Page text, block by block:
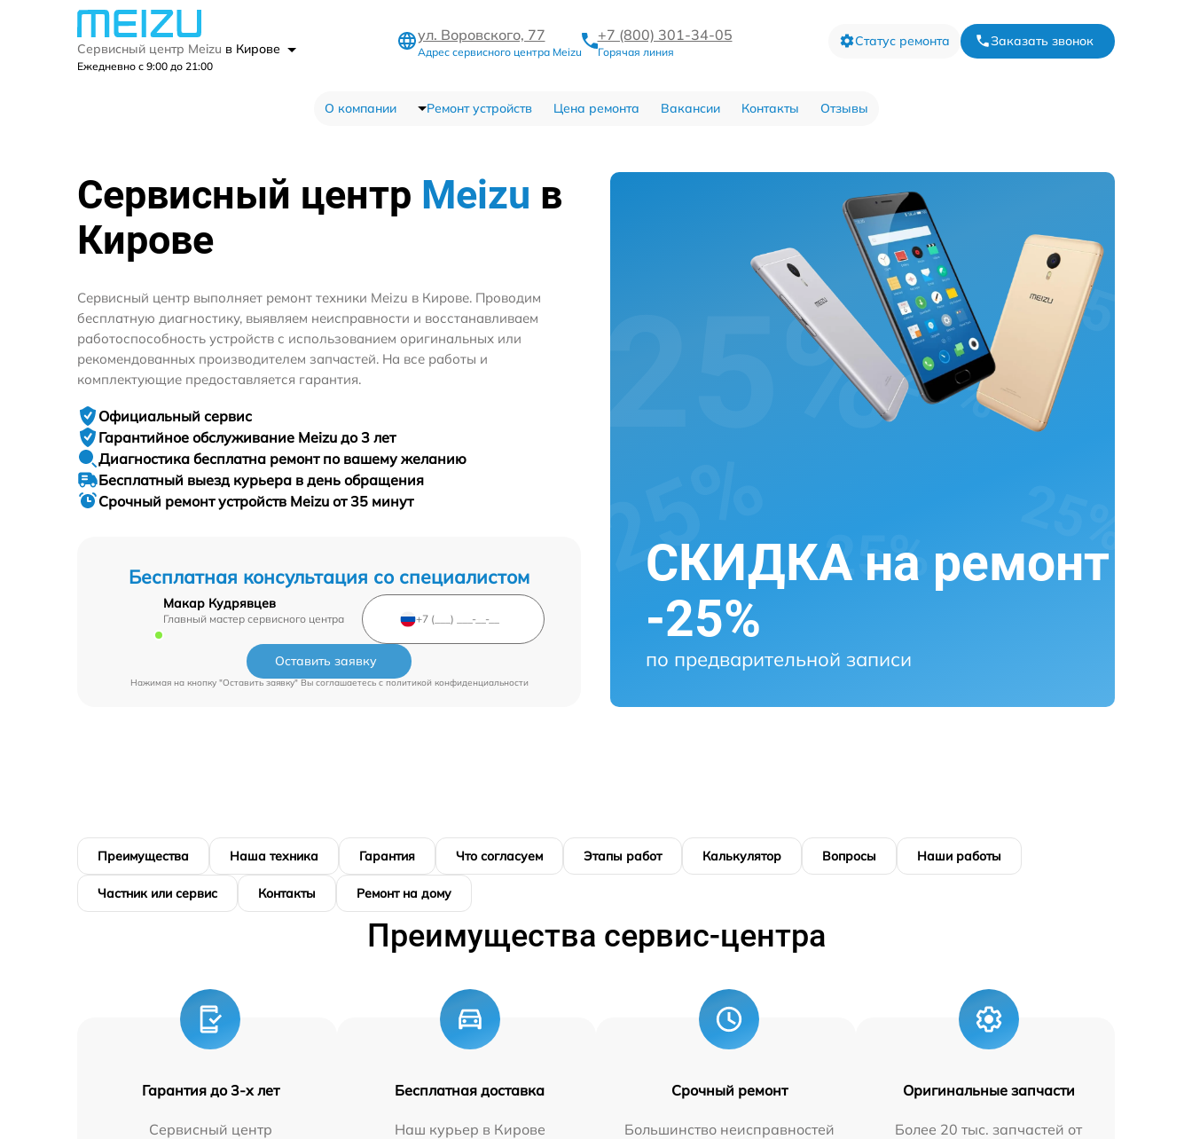
Сервисный центр Meizu в Кирове
Ежедневно с 9:00 до 21:00
ул. Воровского, 77
Адрес сервисного центра Meizu
+7 (800) 301-34-05
Горячая линия
Статус ремонта Заказать звонок
О компании Ремонт устройств Цена ремонта Вакансии Контакты Отзывы
Сервисный центр Meizu в
Кирове
Бесплатная консультация со специалистом
Макар Кудрявцев
Главный мастер сервисного центра
Оставить заявку
Нажимая на кнопку "Оставить заявку" Вы соглашаетесь cполитикой конфиденциальности
Сервисный центр выполняет ремонт техники Meizu в Кирове. Проводим
бесплатную диагностику, выявляем неисправности и восстанавливаем
работоспособность устройств с использованием оригинальных или
рекомендованных производителем запчастей. На все работы и
комплектующие предоставляется гарантия.
Официальный сервис
Гарантийное обслуживание Meizu до 3 лет
Диагностика бесплатна ремонт по вашему желанию
Бесплатный выезд курьера в день обращения
Срочный ремонтустройств Meizu от 35 минут
СКИДКА на ремонт
-25%
по предварительной записи
Преимущества Наша техника Гарантия Что согласуем Этапы работ Калькулятор Вопросы Наши работы
Частник или сервис Контакты Ремонт на дому
Преимущества сервис-центра
Гарантия до 3-х лет
Сервисный центр
Бесплатная доставка
Наш курьер в Кирове
Срочный ремонт
Большинство неисправностей
Оригинальные запчасти
Более 20 тыс. запчастей от